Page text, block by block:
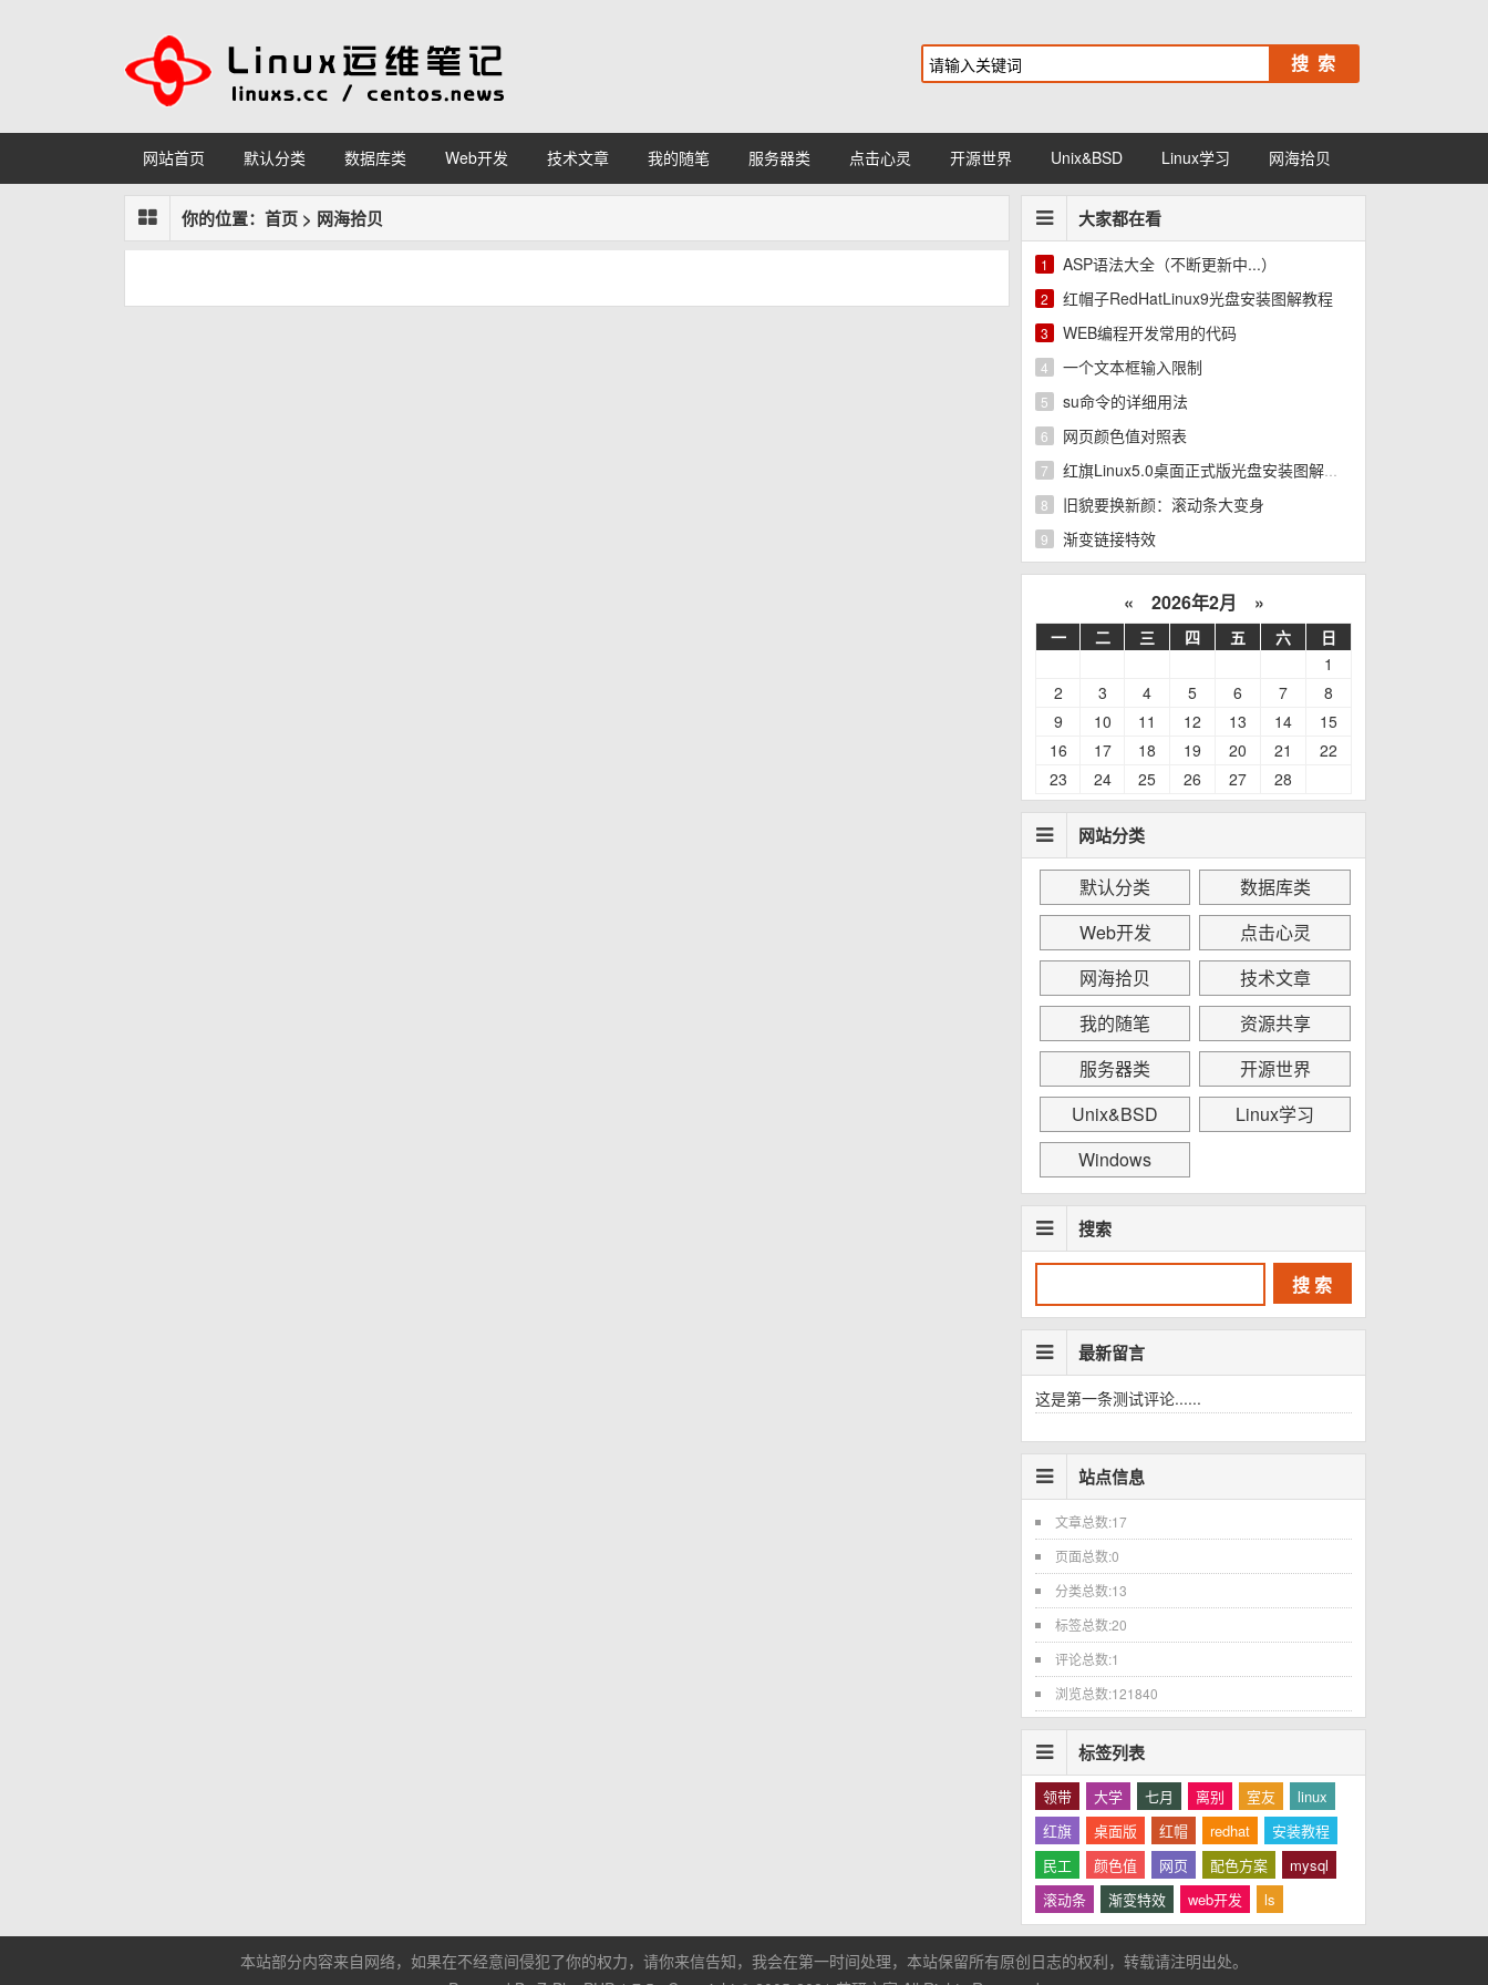
网站首页 默认分类 数据库类 Web开发 技术文章 我的随笔 服务器类 点击心灵 开源世界 Unix&BSD Linux学习 网海拾贝
你的位置： 首页 > 网海拾贝 大家都在看
1 ASP语法大全（不断更新中...）
2 红帽子RedHatLinux9光盘安装图解教程
3 WEB编程开发常用的代码
4 一个文本框输入限制
5 su命令的详细用法
6 网页颜色值对照表
7 红旗Linux5.0桌面正式版光盘安装图解教程
8 旧貌要换新颜：滚动条大变身
9 渐变链接特效
« 2026年2月 »
一 二 三 四 五 六
日
1
2
3 4 5 6 7
8
9
10 11 12 13 14
15
16
17 18 19 20 21
22
23
24 25 26 27 28
网站分类
默认分类
数据库类
Web开发
点击心灵
网海拾贝
技术文章
我的随笔
资源共享
服务器类
开源世界
Unix&BSD
Linux学习
Windows
搜索
最新留言
这是第一条测试评论......
站点信息
文章总数:17
页面总数:0
分类总数:13
标签总数:20
评论总数:1
浏览总数:121840
标签列表
领带 大学 七月 离别 室友
linux
红旗
桌面版 红帽 redhat
安装教程
民工
颜色值 网页 配色方案
mysql
滚动条
渐变特效 web开发 ls
本站部分内容来自网络，如果在不经意间侵犯了你的权力，请你来信告知，我会在第一时间处理，本站保留所有原创日志的权利，转载请注明出处。